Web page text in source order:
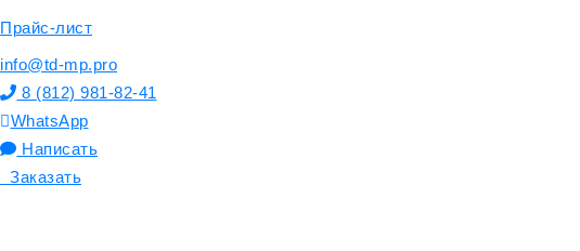
Прайс-лист
info@td-mp.pro
8 (812) 981-82-41
WhatsApp
Написать
Заказать